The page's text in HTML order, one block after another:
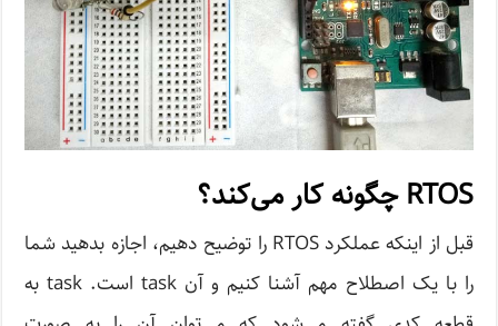
RTOS چگونه کار می‌کند؟
قبل از اینکه عملکرد RTOS را توضیح دهیم، اجازه بدهید شما
را با یک اصطلاح مهم آشنا کنیم و آن task است. task به